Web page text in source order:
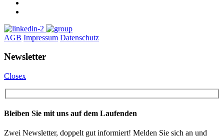
AGB Impressum Datenschutz
Newsletter
Closex
Bleiben Sie mit uns auf dem Laufenden
Zwei Newsletter, doppelt gut informiert! Melden Sie sich an und